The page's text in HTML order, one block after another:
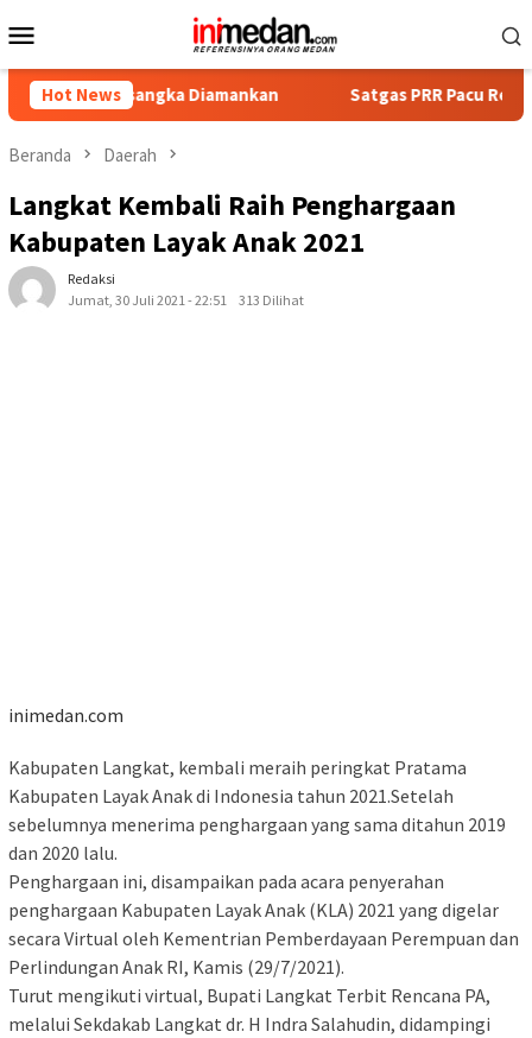
ke
Mobile
Hot NewsDiamankan Satgas PRR Pacu Realisasi
Beranda Daerah
Langkat Kembali Raih Penghargaan
Kabupaten Layak Anak 2021
Redaksi
Jumat, 30 Juli 2021 - 22:51
313 Dilihat
inimedan.com
Kabupaten Langkat, kembali meraih peringkat Pratama
Kabupaten Layak Anak di Indonesia tahun 2021.Setelah
sebelumnya menerima penghargaan yang sama ditahun 2019
dan 2020 lalu.
Penghargaan ini, disampaikan pada acara penyerahan
penghargaan Kabupaten Layak Anak (KLA) 2021 yang digelar
secara Virtual oleh Kementrian Pemberdayaan Perempuan dan
Perlindungan Anak RI, Kamis (29/7/2021).
Turut mengikuti virtual, Bupati Langkat Terbit Rencana PA,
melalui Sekdakab Langkat dr. H Indra Salahudin, didampingi